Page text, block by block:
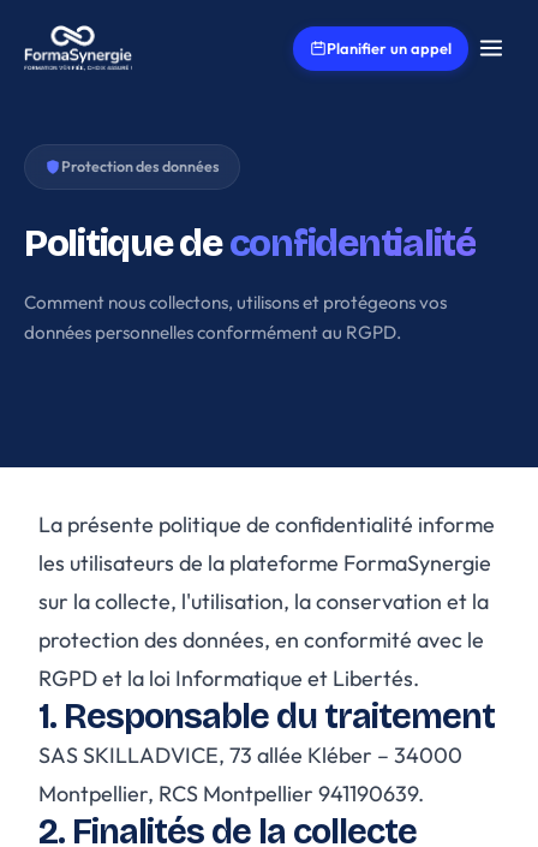
Planifier un appel
Protection des données
Politique deconfidentialité
Comment nous collectons, utilisons et protégeons vos
données personnelles conformément au RGPD.
La présente politique de confidentialité informe
les utilisateurs de la plateforme FormaSynergie
sur la collecte, l'utilisation, la conservation et la
protection des données, en conformité avec le
RGPD et la loi Informatique et Libertés.
1. Responsable du traitement
SAS SKILLADVICE, 73 allée Kléber – 34000
Montpellier, RCS Montpellier 941190639.
2. Finalités de la collecte